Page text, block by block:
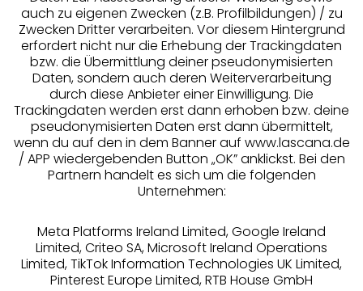
Services
Beratung
Über uns
Rechtliches
Alle Preise inkl. MwSt., zzgl.
Versandkosten
auch zu eigenen Zwecken (z.B. Profilbildungen) / zu
Zwecken Dritter verarbeiten. Vor diesem Hintergrund
erfordert nicht nur die Erhebung der Trackingdaten
bzw. die Übermittlung deiner pseudonymisierten
Daten, sondern auch deren Weiterverarbeitung
durch diese Anbieter einer Einwilligung. Die
Trackingdaten werden erst dann erhoben bzw. deine
pseudonymisierten Daten erst dann übermittelt,
wenn du auf den in dem Banner auf www.lascana.de
/ APP wiedergebenden Button „OK” anklickst. Bei den
Partnern handelt es sich um die folgenden
Unternehmen:
Meta Platforms Ireland Limited, Google Ireland
Limited, Criteo SA, Microsoft Ireland Operations
Limited, TikTok Information Technologies UK Limited,
Pinterest Europe Limited, RTB House GmbH